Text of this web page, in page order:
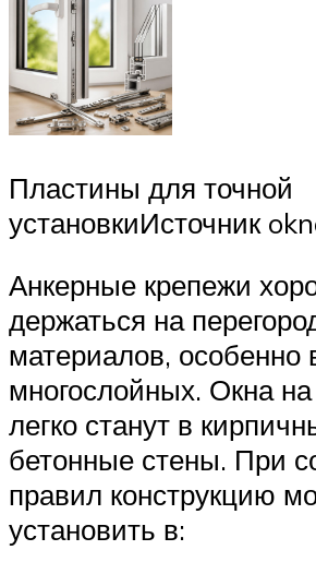
Пластины для точной
установкиИсточник
Анкерные крепежи
держаться на
материалов, особенно
многослойных. Окна
легко станут в
бетонные стены. При
правил конструкцию
установить в: